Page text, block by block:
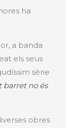
ha
a banda
els seus
sèrie
barret no és
obres